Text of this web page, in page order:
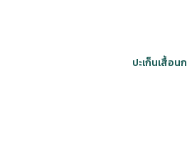
ปะเก็นเสื้อนก